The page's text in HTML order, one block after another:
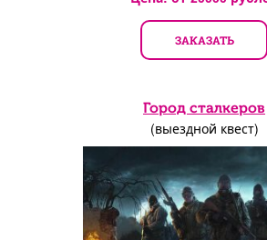
ЗАКАЗАТЬ
Город сталкеров
(выездной квест)